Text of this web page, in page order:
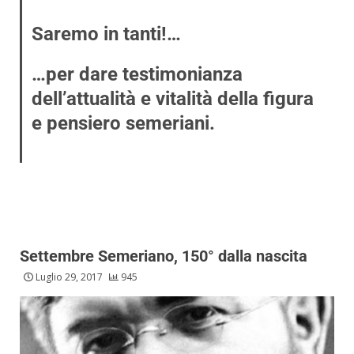
Saremo in tanti!…
…per dare testimonianza
dell’attualità e vitalità della figura
e pensiero semeriani.
Settembre Semeriano, 150° dalla nascita
Luglio 29, 2017 945